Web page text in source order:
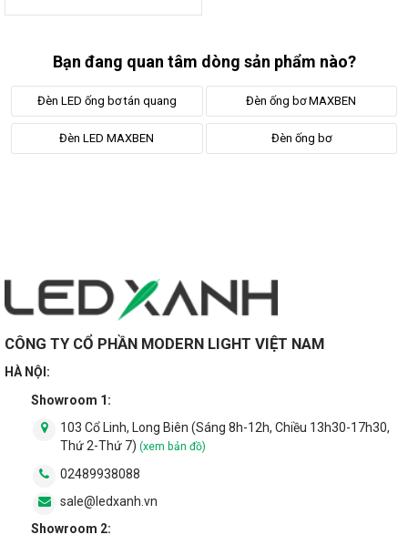
Bạn đang quan tâm dòng sản phẩm nào?
Đèn LED ống bơ tán quang Đèn ống bơ MAXBEN
Đèn LED MAXBEN Đèn ống bơ
CÔNG TY CỔ PHẦN MODERN LIGHT VIỆT NAM
HÀ NỘI:
Showroom 1:
103 Cổ Linh, Long Biên (Sáng 8h-12h, Chiều 13h30-17h30,
Thứ 2-Thứ 7) (xem bản đồ)
02489938088
sale@ledxanh.vn
Showroom 2: